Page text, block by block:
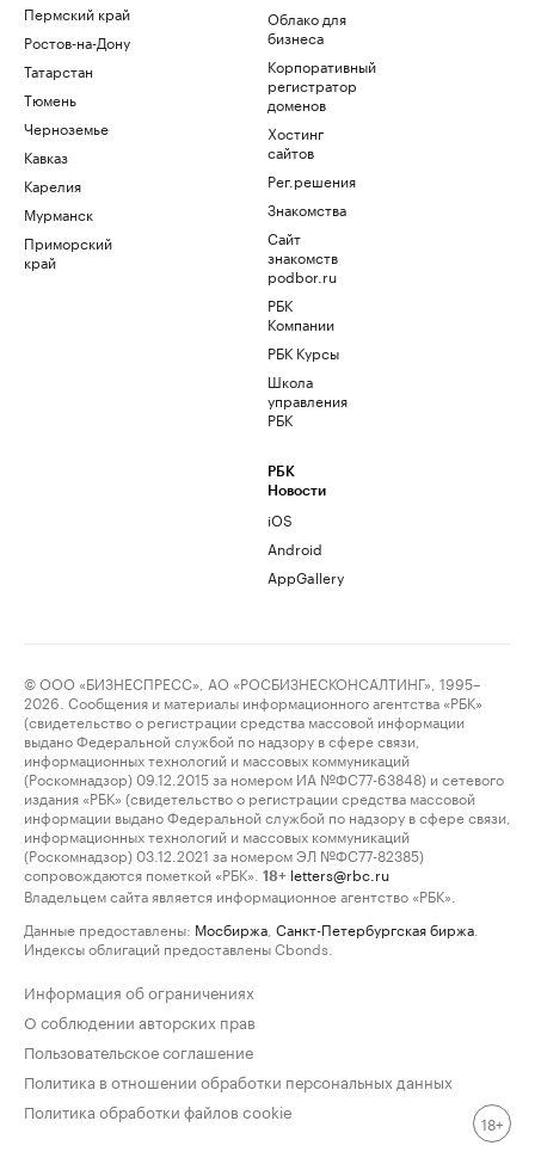
Пермский край
Ростов-на-Дону
Татарстан
Тюмень
Черноземье
Кавказ
Карелия
Мурманск
Приморский
край
Облако для
бизнеса
Корпоративный
регистратор
доменов
Хостинг
сайтов
Рег.решения
Знакомства
Сайт
знакомств
podbor.ru
РБК
Компании
РБК Курсы
Школа
управления
РБК
РБК
Новости
iOS
Android
AppGallery
© ООО «БИЗНЕСПРЕСС», АО «РОСБИЗНЕСКОНСАЛТИНГ», 1995–
2026. Сообщения и материалы информационного агентства «РБК»
(свидетельство о регистрации средства массовой информации
выдано Федеральной службой по надзору в сфере связи,
информационных технологий и массовых коммуникаций
(Роскомнадзор) 09.12.2015 за номером ИА №ФС77-63848) и сетевого
издания «РБК» (свидетельство о регистрации средства массовой
информации выдано Федеральной службой по надзору в сфере связи,
информационных технологий и массовых коммуникаций
(Роскомнадзор) 03.12.2021 за номером ЭЛ №ФС77-82385)
сопровождаются пометкой «РБК».
18+ letters@rbc.ru
Владельцем сайта является информационное агентство «РБК».
Данные предоставлены: Мосбиржа Санкт-Петербургская биржа
Индексы облигаций предоставлены Cbonds.
Информация об ограничениях
О соблюдении авторских прав
Пользовательское соглашение
Политика в отношении обработки персональных данных
Политика обработки файлов cookie
18+